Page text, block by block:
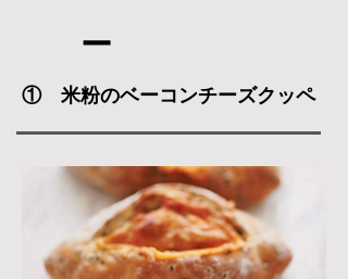
① 米粉のベーコンチーズクッペ
ー